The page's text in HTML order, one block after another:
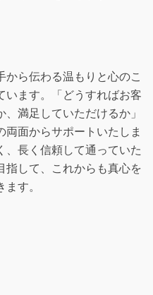
から伝わる温もりと心のこ
います。「どうすればお客
満足していただけるか」
両面からサポートいたしま
、長く信頼して通っていた
指して、これからも真心を
す。